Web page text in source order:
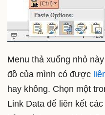
Menu thả xuống nhỏ
đồ của mình có được
hay không. Chọn một
Link Data để liên kết